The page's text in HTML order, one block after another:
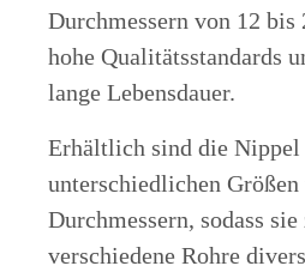
Durchmessern von 12
hohe Qualitätsstandards
lange Lebensdauer.
Erhältlich sind die Nippel
unterschiedlichen Größen
Durchmessern, sodass
verschiedene Rohre